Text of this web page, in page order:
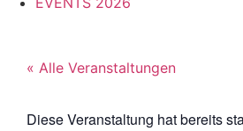
« Alle Veranstaltungen
Diese Veranstaltung hat bereits